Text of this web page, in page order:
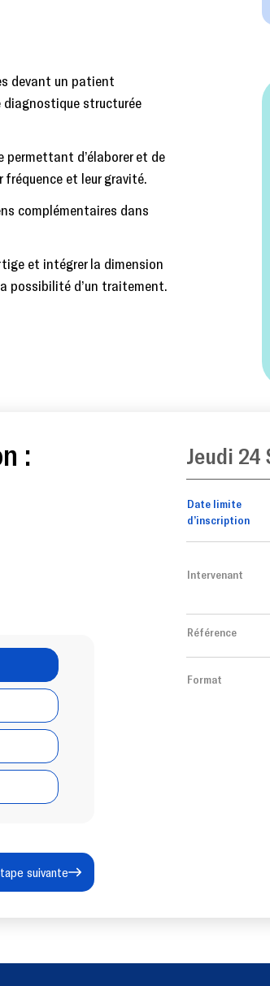
devant un patient
structurée
permettant d’élaborer et de
et leur gravité.
complémentaires dans
et intégrer la dimension
possibilité d’un traitement.
:
suivante
Jeudi 24
Date limite
d’inscription
Intervenant
Référence
Format